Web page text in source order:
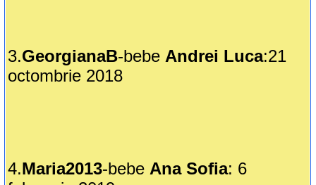
3.GeorgianaB-bebe Andrei Luca:21
octombrie 2018
4.Maria2013-bebe Ana Sofia: 6